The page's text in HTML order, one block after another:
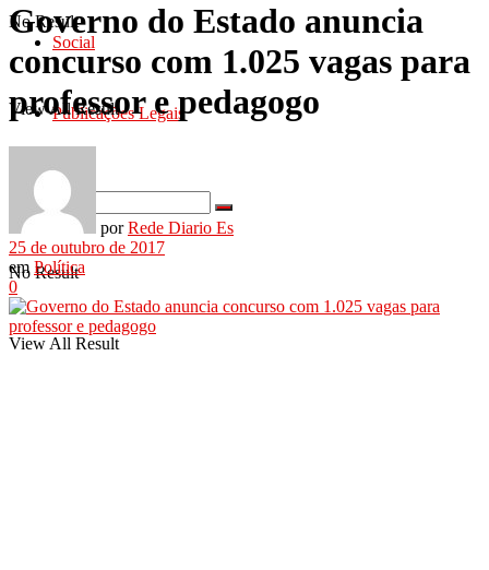
Social
Publicações Legais
No Result
View All Result
No Result
View All Result
Governo do Estado anuncia
concurso com 1.025 vagas para
professor e pedagogo
por Rede Diario Es
25 de outubro de 2017
em Política
0